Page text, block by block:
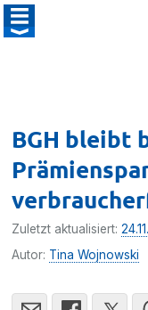
BGH bleibt
Zuletzt aktualisiert:
Autor: Tina Wojnowski